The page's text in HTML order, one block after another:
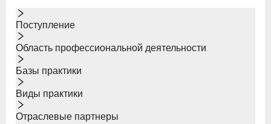
Поступление
Область профессиональной деятельности
Базы практики
Виды практики
Отраслевые партнеры